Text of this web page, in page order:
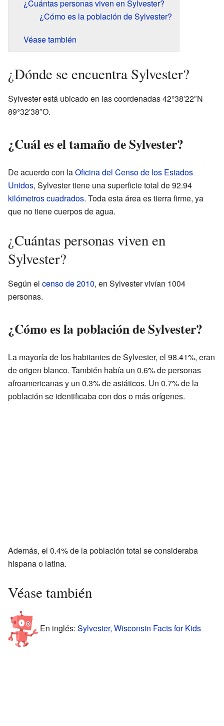
¿Cuántas personas viven en Sylvester?
¿Cómo es la población de Sylvester?
Véase también
¿Dónde se encuentra Sylvester?
Sylvester está ubicado en las coordenadas 42°38′22″N
89°32′38″O.
¿Cuál es el tamaño de Sylvester?
De acuerdo con laOficina del Censo de los Estados
Unidos, Sylvester tiene una superficie total de 92.94
kilómetros cuadrados. Toda esta área es tierra firme, ya
que no tiene cuerpos de agua.
¿Cuántas personas viven en
Sylvester?
Según el censo de 2010, en Sylvester vivían 1004
personas.
¿Cómo es la población de Sylvester?
La mayoría de los habitantes de Sylvester, el 98.41%, eran
de origen blanco. También había un 0.6% de personas
afroamericanas y un 0.3% de asiáticos. Un 0.7% de la
población se identificaba con dos o más orígenes.
Además, el 0.4% de la población total se consideraba
hispana o latina.
Véase también
En inglés: Sylvester, Wisconsin Facts for Kids